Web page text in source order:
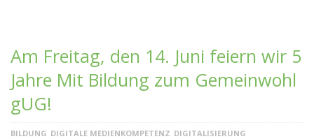
Am Freitag, den 14. Juni feiern wir 5
Jahre Mit Bildung zum Gemeinwohl
gUG!
BILDUNG DIGITALE MEDIENKOMPETENZ DIGITALISIERUNG